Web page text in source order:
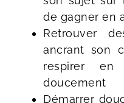
de gagner en
Retrouver
ancrant son
respirer
doucement
Démarrer